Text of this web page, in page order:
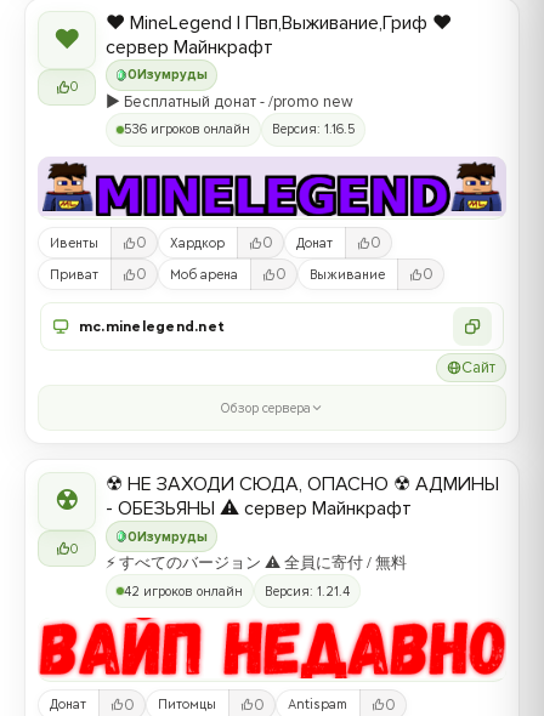
❤
0
0 Изумруды
❤️ MineLegend | Пвп,Выживание,Гриф ❤️
сервер Майнкрафт
▶️ Бесплатный донат - /promo new
536 игроков онлайн Версия: 1.16.5
Ивенты 0 Хардкор 0 Донат 0
Приват 0 Моб арена 0 Выживание 0
mc.minelegend.net
Сайт
Обзор сервера
☢
0
0Изумруды
☢ НЕ ЗАХОДИ СЮДА, ОПАСНО ☢ АДМИНЫ
- ОБЕЗЬЯНЫ ⚠ сервер Майнкрафт
⚡ すべてのバージョン ⚠ 全員に寄付 / 無料
42 игроков онлайн Версия: 1.21.4
Донат 0 Питомцы 0 Antispam 0